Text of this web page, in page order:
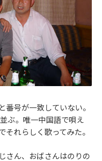
号が一致していない。
ぶ。唯一中国語で唄え
れらしく歌ってみた。
さん、おばさんはのりの